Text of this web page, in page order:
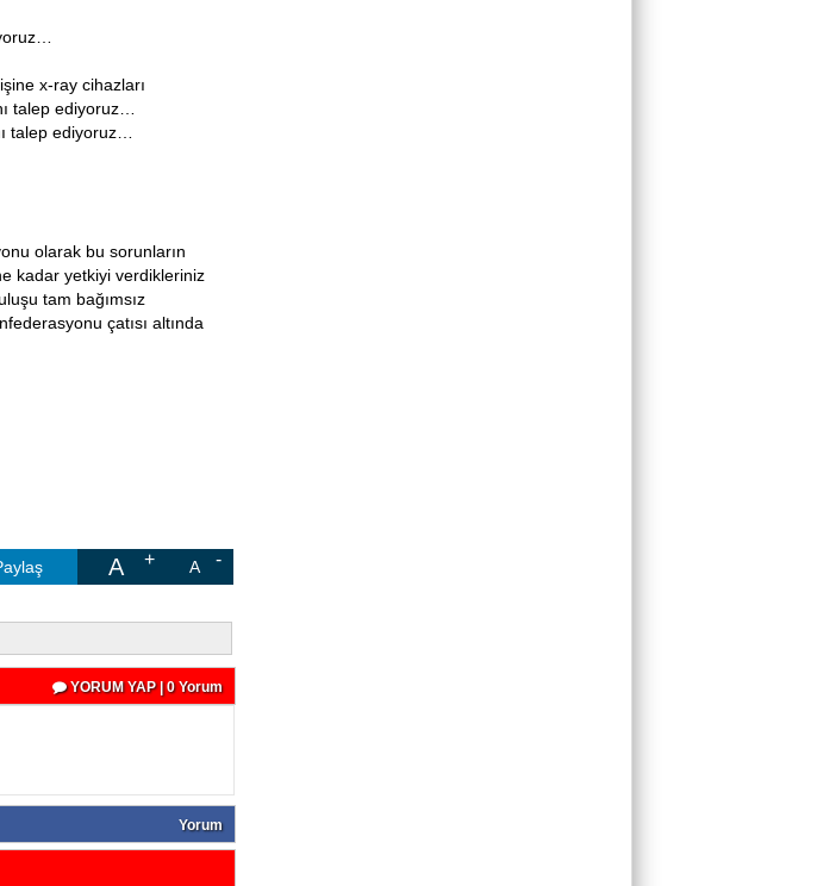
x-ray cihazları
talep ediyoruz…
talep ediyoruz…
olarak bu sorunların
kadar yetkiyi verdikleriniz
tam bağımsız
çatısı altında
A A
YORUM YAP | 0 Yorum
Yorum